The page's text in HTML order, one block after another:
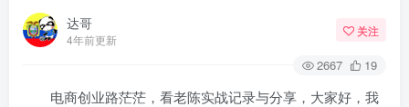
达哥
4年前更新
关注
2667 19
电商创业路茫茫，看老陈实战记录与分享，大家好，我